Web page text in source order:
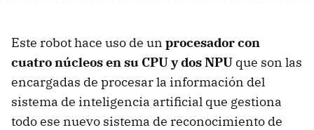
Este robot hace uso de un procesador con
cuatro núcleos en su CPU y dos NPU que son las
encargadas de procesar la información del
sistema de inteligencia artificial que gestiona
todo ese nuevo sistema de reconocimiento de